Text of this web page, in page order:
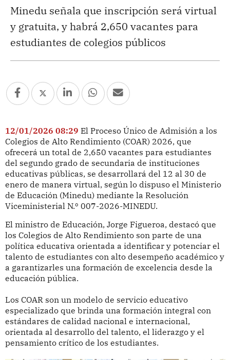
Minedu señala que inscripción será virtual
y gratuita, y habrá 2,650 vacantes para
estudiantes de colegios públicos
12/01/2026 08:29 El Proceso Único de Admisión a los
Colegios de Alto Rendimiento (COAR) 2026, que
ofrecerá un total de 2,650 vacantes para estudiantes
del segundo grado de secundaria de instituciones
educativas públicas, se desarrollará del 12 al 30 de
enero de manera virtual, según lo dispuso el Ministerio
de Educación (Minedu) mediante la Resolución
Viceministerial N.º 007-2026-MINEDU.
El ministro de Educación, Jorge Figueroa, destacó que
los Colegios de Alto Rendimiento son parte de una
política educativa orientada a identificar y potenciar el
talento de estudiantes con alto desempeño académico y
a garantizarles una formación de excelencia desde la
educación pública.
Los COAR son un modelo de servicio educativo
especializado que brinda una formación integral con
estándares de calidad nacional e internacional,
orientada al desarrollo del talento, el liderazgo y el
pensamiento crítico de los estudiantes.